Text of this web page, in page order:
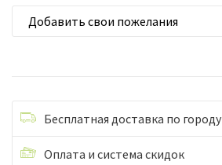
Добавить свои пожелания
Бесплатная доставка по городу
Оплата и система скидок